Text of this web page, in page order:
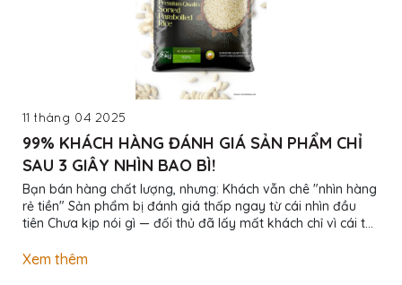
11 tháng 04 2025
99% KHÁCH HÀNG ĐÁNH GIÁ SẢN PHẨM CHỈ
SAU 3 GIÂY NHÌN BAO BÌ!
Bạn bán hàng chất lượng, nhưng: Khách vẫn chê "nhìn hàng
rẻ tiền" Sản phẩm bị đánh giá thấp ngay từ cái nhìn đầu
tiên Chưa kịp nói gì — đối thủ đã lấy mất khách chỉ vì cái túi
bạn: Thiết kế bao bì nhận diện thương hiệu riêng In ấn
Xem thêm